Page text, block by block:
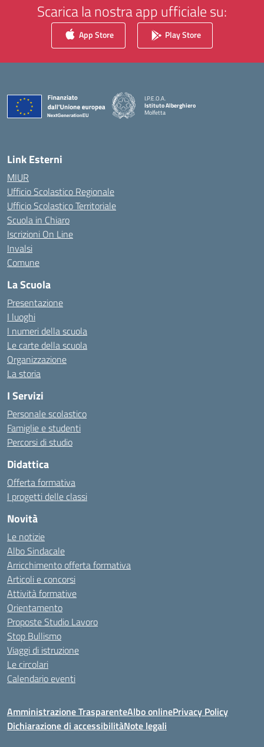
Scarica la nostra app ufficiale su:
App Store Play Store
I.P.E.O.A.
Istituto Alberghiero
Molfetta
Link Esterni
MIUR
Ufficio Scolastico Regionale
Ufficio Scolastico Territoriale
Scuola in Chiaro
Iscrizioni On Line
Invalsi
Comune
La Scuola
Presentazione
I luoghi
I numeri della scuola
Le carte della scuola
Organizzazione
La storia
I Servizi
Personale scolastico
Famiglie e studenti
Percorsi di studio
Didattica
Offerta formativa
I progetti delle classi
Novità
Le notizie
Albo Sindacale
Arricchimento offerta formativa
Articoli e concorsi
Attività formative
Orientamento
Proposte Studio Lavoro
Stop Bullismo
Viaggi di istruzione
Le circolari
Calendario eventi
Amministrazione TrasparenteAlbo onlinePrivacy Policy
Dichiarazione di accessibilitàNote legali